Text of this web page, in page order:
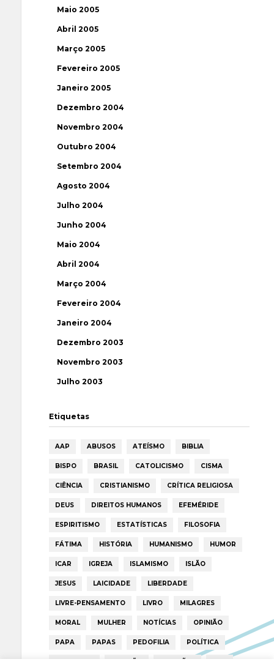
Maio 2005
Abril 2005
Março 2005
Fevereiro 2005
Janeiro 2005
Dezembro 2004
Novembro 2004
Outubro 2004
Setembro 2004
Agosto 2004
Julho 2004
Junho 2004
Maio 2004
Abril 2004
Março 2004
Fevereiro 2004
Janeiro 2004
Dezembro 2003
Novembro 2003
Julho 2003
Etiquetas
AAP ABUSOS ATEÍSMO BIBLIA
BISPO BRASIL CATOLICISMO CISMA
CIÊNCIA CRISTIANISMO CRÍTICA RELIGIOSA
DEUS DIREITOS HUMANOS EFEMÉRIDE
ESPIRITISMO ESTATÍSTICAS FILOSOFIA
FÁTIMA HISTÓRIA HUMANISMO HUMOR
ICAR IGREJA ISLAMISMO ISLÃO
JESUS LAICIDADE LIBERDADE
LIVRE-PENSAMENTO LIVRO MILAGRES
MORAL MULHER NOTÍCIAS OPINIÃO
PAPA PAPAS PEDOFILIA POLÍTICA
PORTUGAL RELIGIÃO RELIGIÕES RTP